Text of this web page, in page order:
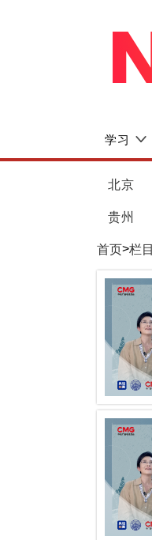
学习
北京
贵州
首页>栏